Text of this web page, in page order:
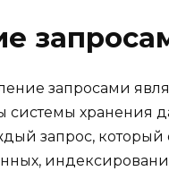
запросами
системы хранения
запрос, который